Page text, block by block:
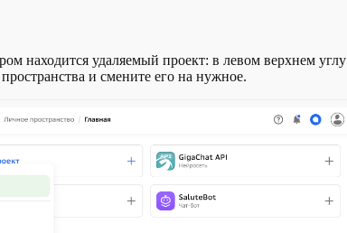
находится удаляемый проект: в левом верхнем углу
и смените его на нужное.